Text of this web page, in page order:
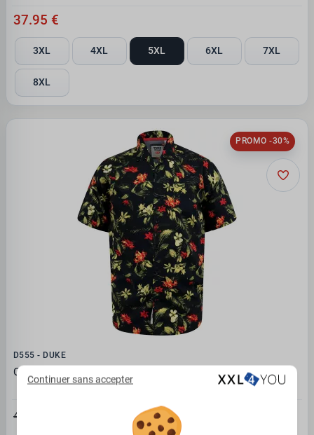
37.95 €
3XL 4XL 5XL 6XL 7XL
8XL
PROMO -30%
D555 - DUKE
Chemise D555 hawaïenne noire
40.95 €
Continuer sans accepter